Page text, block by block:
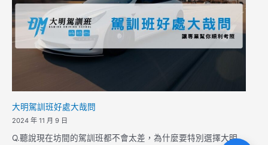
大明駕訓班好處大哉問
2024 年 11 月 9 日
Q.聽說現在坊間的駕訓班都不會太差，為什麼要特別選擇大明